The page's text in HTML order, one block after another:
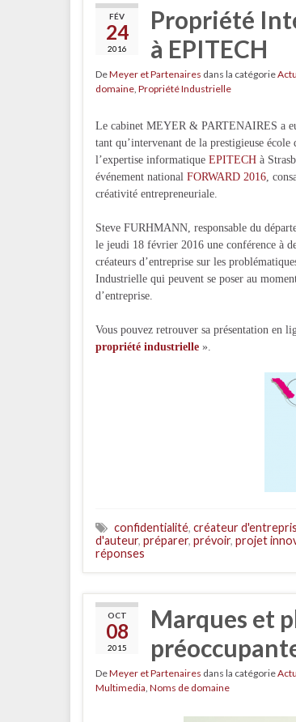
FÉV
24
2016
Propriété
à EPITECH
DeMeyer et Partenaires dans la catégorie
domaine Propriété Industrielle
Le cabinet MEYER & PARTENAIRES a
tant qu’intervenant de la prestigieuse école
l’expertise informatique EPITECH à
événement national FORWARD 2016 ,
créativité entrepreneuriale.
Steve FURHMANN, responsable du
le jeudi 18 février 2016 une conférence à
créateurs d’entreprise sur les
Industrielle qui peuvent se poser au
d’entreprise.
Vous pouvez retrouver sa présentation en
propriété industrielle ».
confidentialité, créateur
d'auteur, préparer, prévoir, projet
réponses
OCT
08
2015
Marques et
DeMeyer et Partenaires dans la catégorie
Multimedia Noms de domaine